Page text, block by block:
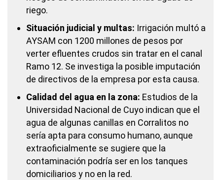
riego.
Situación judicial y multas: Irrigación multó a
AYSAM con 1200 millones de pesos por
verter efluentes crudos sin tratar en el canal
Ramo 12. Se investiga la posible imputación
de directivos de la empresa por esta causa.
Calidad del agua en la zona: Estudios de la
Universidad Nacional de Cuyo indican que el
agua de algunas canillas en Corralitos no
sería apta para consumo humano, aunque
extraoficialmente se sugiere que la
contaminación podría ser en los tanques
domiciliarios y no en la red.